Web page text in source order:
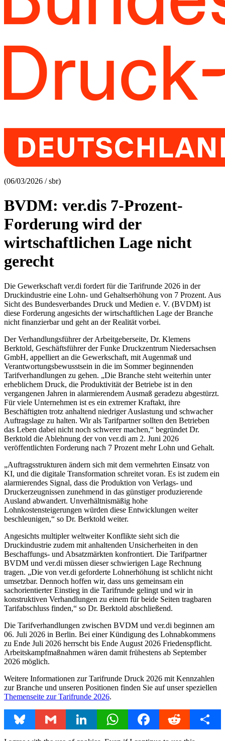
(06/03/2026 / sbr)
BVDM: ver.dis 7-Prozent-
Forderung wird der
wirtschaftlichen Lage nicht
gerecht
Die Gewerkschaft ver.di fordert für die Tarifrunde 2026 in der
Druckindustrie eine Lohn- und Gehaltserhöhung von 7 Prozent. Aus
Sicht des Bundesverbandes Druck und Medien e. V. (BVDM) ist
diese Forderung angesichts der wirtschaftlichen Lage der Branche
nicht finanzierbar und geht an der Realität vorbei.
Der Verhandlungsführer der Arbeitgeberseite, Dr. Klemens
Berktold, Geschäftsführer der Funke Druckzentrum Niedersachsen
GmbH, appelliert an die Gewerkschaft, mit Augenmaß und
Verantwortungsbewusstsein in die im Sommer beginnenden
Tarifverhandlungen zu gehen. „Die Branche steht weiterhin unter
erheblichem Druck, die Produktivität der Betriebe ist in den
vergangenen Jahren in alarmierendem Ausmaß geradezu abgestürzt.
Für viele Unternehmen ist es ein extremer Kraftakt, ihre
Beschäftigten trotz anhaltend niedriger Auslastung und schwacher
Auftragslage zu halten. Wir als Tarifpartner sollten den Betrieben
das Leben dabei nicht noch schwerer machen,“ begründet Dr.
Berktold die Ablehnung der von ver.di am 2. Juni 2026
veröffentlichten Forderung nach 7 Prozent mehr Lohn und Gehalt.
„Auftragsstrukturen ändern sich mit dem vermehrten Einsatz von
KI, und die digitale Transformation schreitet voran. Es ist zudem ein
alarmierendes Signal, dass die Produktion von Verlags- und
Druckerzeugnissen zunehmend in das günstiger produzierende
Ausland abwandert. Unverhältnismäßig hohe
Lohnkostensteigerungen würden diese Entwicklungen weiter
beschleunigen,“ so Dr. Berktold weiter.
Angesichts multipler weltweiter Konflikte sieht sich die
Druckindustrie zudem mit anhaltenden Unsicherheiten in den
Beschaffungs- und Absatzmärkten konfrontiert. Die Tarifpartner
BVDM und ver.di müssen dieser schwierigen Lage Rechnung
tragen. „Die von ver.di geforderte Lohnerhöhung ist schlicht nicht
umsetzbar. Dennoch hoffen wir, dass uns gemeinsam ein
sachorientierter Einstieg in die Tarifrunde gelingt und wir in
konstruktiven Verhandlungen zu einem für beide Seiten tragbaren
Tarifabschluss finden,“ so Dr. Berktold abschließend.
Die Tarifverhandlungen zwischen BVDM und ver.di beginnen am
06. Juli 2026 in Berlin. Bei einer Kündigung des Lohnabkommens
zu Ende Juli 2026 herrscht bis Ende August 2026 Friedenspflicht.
Arbeitskampfmaßnahmen wären damit frühestens ab September
2026 möglich.
Weitere Informationen zur Tarifrunde Druck 2026 mit Kennzahlen
zur Branche und unseren Positionen finden Sie auf unser speziellen
Themenseite zur Tarifrunde 2026.
Bluesky Gmail LinkedIn WhatsAppFacebookReddit Share